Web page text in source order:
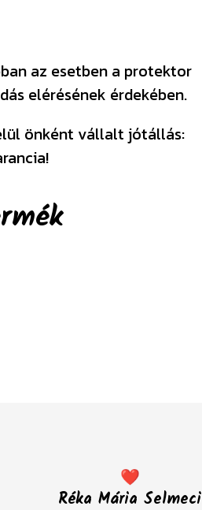
az esetben a protektor
elérésének érdekében.
önként vállalt jótállás:
❤️
Réka Mária Selmeci